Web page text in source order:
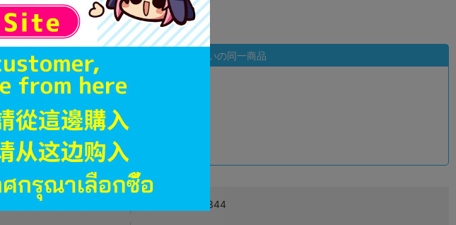
す。
※詳細につきましてはコチラ
状態違いの同一商品
状態 :A
品切状態 6,991円 税込
JANコード 4562206468344